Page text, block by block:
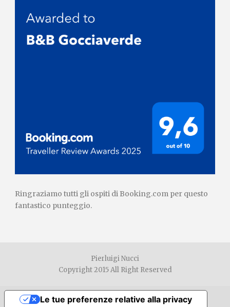
Ringraziamo tutti gli ospiti di Booking.com per questo
fantastico punteggio.
Pierluigi Nucci
Copyright 2015 All Right Reserved
Le tue preferenze relative alla privacy